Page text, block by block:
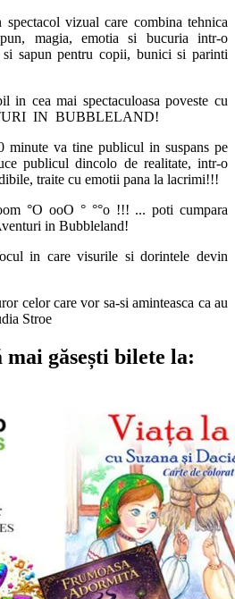
vizual care combina tehnica
magia, emotia si bucuria intr-o
si sapun pentru copii, bunici si parinti
in cea mai spectaculoasa poveste cu
IN BUBBLELAND!
minute va tine publicul in suspans pe
publicul dincolo de realitate, intr-o
traite cu emotii pana la lacrimi!!!
°O ooO ° °°o !!! ... poti cumpara
in Bubbleland!
in care visurile si dorintele devin
celor care vor sa-si aminteasca ca au
Stroe
mai găsești bilete la: